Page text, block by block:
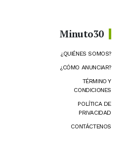
Minuto30
¿QUIÉNES SOMOS?
¿CÓMO ANUNCIAR?
TÉRMINO Y
CONDICIONES
POLÍTICA DE
PRIVACIDAD
CONTÁCTENOS